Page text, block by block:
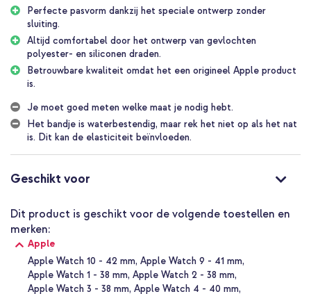
Dankzij het rekbare ontwerp schuif je het bandje eenvoudig om je
pols, zonder gedoe met gespen. Het bandje is gemaakt door 16.000
gerecyclede polyestergarens te vlechten rond ultradunne
siliconendraden. Vervolgens wordt het bandje met een laser op de
exacte lengte gesneden, zodat jij kunt genieten van een perfecte fit.
Duurzaam functioneel
actieve dagen. Bovendien is dit bandje CO₂-neutraal, met meer dan
40% gerecycled materiaal en productie met schone energie. Je kiest
dus niet alleen voor comfort, maar ook voor een bewuste keuze. Let
optimaal aansluiten op je je Apple Watch. De kwaliteit is
gegarandeerd en het staat erom bekend lang mee te gaan. Verder
staan duurzaamheid in het product en productieproces vaak
centraal, bekend als Apple 2030.
Waarom het Apple Gevlochten solobandje voor de Apple Watch?
Perfecte pasvorm dankzij het speciale ontwerp zonder
sluiting.
Altijd comfortabel door het ontwerp van gevlochten
polyester- en siliconen draden.
Betrouwbare kwaliteit omdat het een origineel Apple product
is.
Je moet goed meten welke maat je nodig hebt.
Het bandje is waterbestendig, maar rek het niet op als het nat
is. Dit kan de elasticiteit beïnvloeden.
Geschikt voor
Dit product is geschikt voor de volgende toestellen en
merken:
Apple
Apple Watch 10 - 42 mm Apple Watch 9 - 41 mm
Apple Watch 1 - 38 mm Apple Watch 2 - 38 mm
Apple Watch 3 - 38 mm Apple Watch 4 - 40 mm